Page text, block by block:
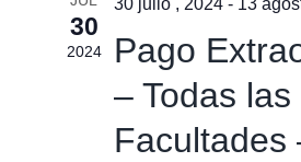
30
2024
30 julio , 2024- 13
Pago
– Todas las
Facultades